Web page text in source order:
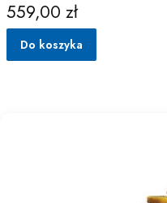
Cena
559,00 zł
Do koszyka